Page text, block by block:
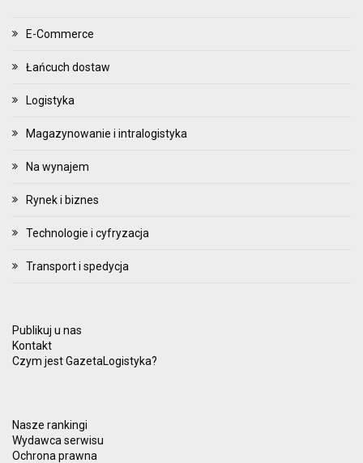
E-Commerce
Łańcuch dostaw
Logistyka
Magazynowanie i intralogistyka
Na wynajem
Rynek i biznes
Technologie i cyfryzacja
Transport i spedycja
Publikuj u nas
Kontakt
Czym jest GazetaLogistyka?
Nasze rankingi
Wydawca serwisu
Ochrona prawna